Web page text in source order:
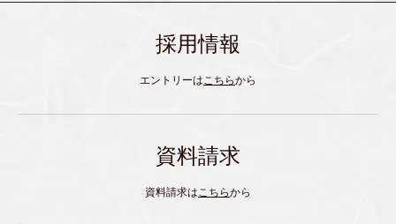
採用情報
エントリーはこちらから
資料請求
資料請求はこちらから